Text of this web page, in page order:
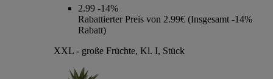
2.99 -14%
Rabattierter Preis von 2.99€ (Insgesamt -14%
Rabatt)
XXL - große Früchte, Kl. I, Stück